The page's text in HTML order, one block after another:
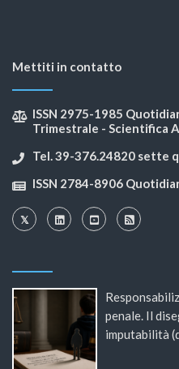
Mettiti in contatto
ISSN 2975-1985
Trimestrale - Scientifica
Tel. 39-376.24820 sette
ISSN 2784-8906
penale. Il
imputabilità